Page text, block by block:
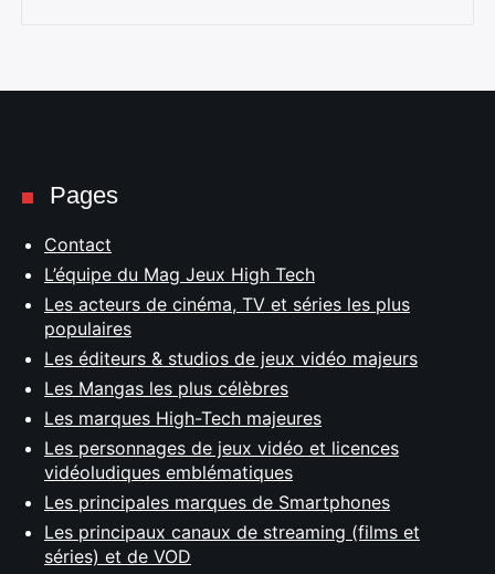
Pages
Contact
L’équipe du Mag Jeux High Tech
Les acteurs de cinéma, TV et séries les plus
populaires
Les éditeurs & studios de jeux vidéo majeurs
Les Mangas les plus célèbres
Les marques High-Tech majeures
Les personnages de jeux vidéo et licences
vidéoludiques emblématiques
Les principales marques de Smartphones
Les principaux canaux de streaming (films et
séries) et de VOD